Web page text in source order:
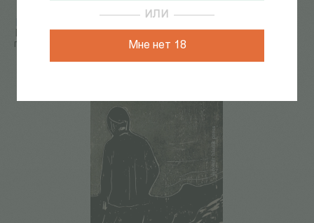
ИЛИ
Мне нет 18
Господин советник: Пьеса в трех действиях. По мотивам
пьесы Хенрика Ибсена "Столпы общества"